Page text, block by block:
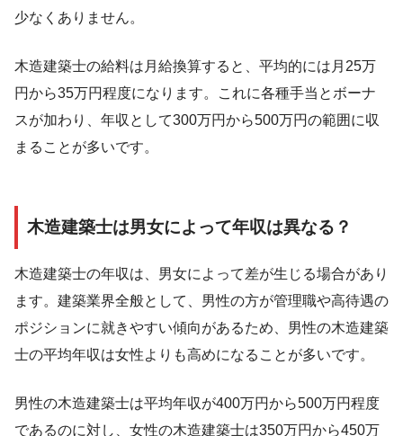
少なくありません。
木造建築士の給料は月給換算すると、平均的には月25万
円から35万円程度になります。これに各種手当とボーナ
スが加わり、年収として300万円から500万円の範囲に収
まることが多いです。
木造建築士は男女によって年収は異なる？
木造建築士の年収は、男女によって差が生じる場合があり
ます。建築業界全般として、男性の方が管理職や高待遇の
ポジションに就きやすい傾向があるため、男性の木造建築
士の平均年収は女性よりも高めになることが多いです。
男性の木造建築士は平均年収が400万円から500万円程度
であるのに対し、女性の木造建築士は350万円から450万